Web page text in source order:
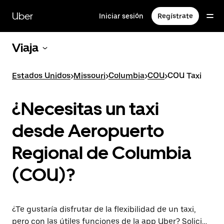
contenido
principal
Uber Iniciar sesión Regístrate
Viaja
Estados Unidos>Missouri>Columbia>COU>COU Taxi
¿Necesitas un taxi
desde Aeropuerto
Regional de Columbia
(COU)?
¿Te gustaría disfrutar de la flexibilidad de un taxi,
pero con las útiles funciones de la app Uber? Solicita